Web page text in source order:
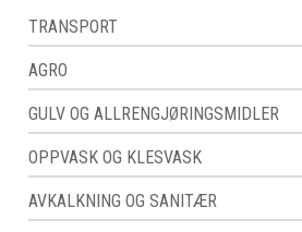
TRANSPORT
AGRO
GULV OG ALLRENGJØRINGSMIDLER
OPPVASK OG KLESVASK
AVKALKNING OG SANITÆR